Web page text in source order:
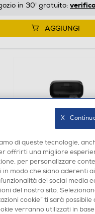
in 30' gratuito: verifica
AGGIUNGI
- CX200TW1B-Nero
disponibile
in 30' gratuito:verifica
di queste tecnologie,
offrirti una migliore
per personalizzare
in modo che siano aderenti
dei social media
del nostro sito.
cookie” ti sarà
verranno utilizzati in
X